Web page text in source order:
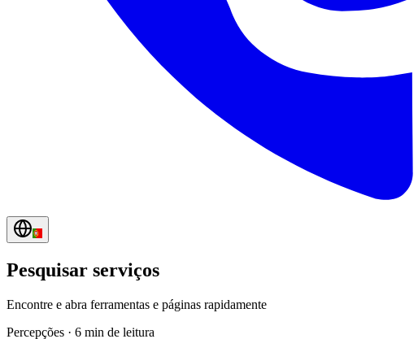
Pesquisar serviços
Encontre e abra ferramentas e páginas rapidamente
Percepções · 6 min de leitura